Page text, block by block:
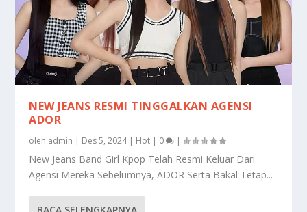
NEW JEANS RESMI TINGGALKAN AGENSI
ADOR
oleh admin | Des 5, 2024| Hot | 0 |
New Jeans Band Girl Kpop Telah Resmi Keluar Dari
Agensi Mereka Sebelumnya, ADOR Serta Bakal Tetap...